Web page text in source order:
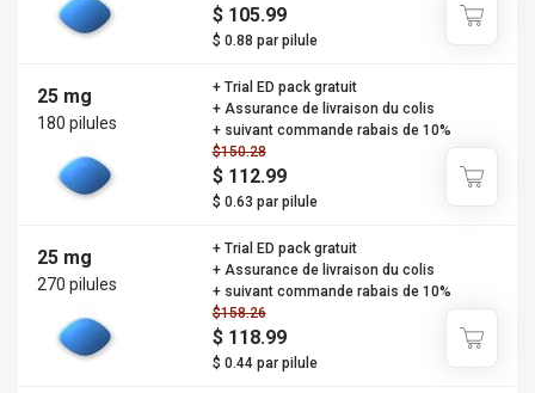
$ 105.99
$ 0.88 par pilule
25 mg
180 pilules
$150.28
$ 112.99
$ 0.63 par pilule
+ Trial ED pack gratuit
+ Assurance de livraison du colis
+ suivant commande rabais de 10%
25 mg
270 pilules
$158.26
$ 118.99
$ 0.44 par pilule
+ Trial ED pack gratuit
+ Assurance de livraison du colis
+ suivant commande rabais de 10%